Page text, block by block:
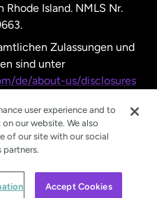
Island. NMLS Nr.
Zulassungen und
sind unter
de/about-us/disclosures
2024
user experience and to
our website. We also
of our site with our social
partners.
Accept Cookies